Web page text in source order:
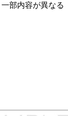
部内容が異なる